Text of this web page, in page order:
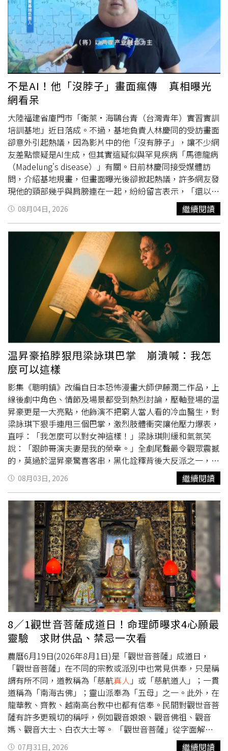
己想像的畫面是一種詭譎感，但是又帶一點不甘心，其實沒
有人會想過著別人安排的人生。」溫妮則投射畫面：「感覺
在一個很黑暗的地方想掙脫卻找不到出口只有一雙雙的眼睛
盯著我。」小魏對於「他們 / 要我足夠的溫順 / 愛我涉世未
深 / 又要我冰雪聰明/ 純淨的猶如半神」這段歌詞非常喜
歡，「就像一個純白潔淨的孩子，除了任人擺佈、還必須將
一切做到完美，我想像自己的靈魂已抽離，看著自己的身軀
做著那些被要求應該要做的事彷彿活著的只是身體，而真正
的我早已站在遠方。」影集《聰明鎮》播出後締造好口碑，
琳誼看得著迷：「很喜歡看恐怖片，知道伊藤潤二出影集後
很期待，劇情現實與幻覺的融合，推薦大家看看。」溫妮被
深深打動：「我沒想過伊藤潤二的世界觀，可以用 真人版的
方式呈現出另一個故事，整個詭異的氛圍在劇裡也呈現的很
棒，看的很過癮！」小V從劇情悟出其中道理：「收看時被
戲劇勾起學生時代升學考試的回憶，感受到很多壓迫感，同
時也得到啟發，人生中在不同階段都會被打分數，如何不要
被他人標準和評語影響了自己的節奏，才是最重要的！」怪
星BOOM！分享錄音時想像的畫面。（圖／相映音樂提供）
不是AI！他「沒脖子」畫面瘋傳 真相曝光
網看呆
大陸福建省廈門市「衛萊·海鷗台青（台灣青年）實習實訓
培訓基地」近日落成。不過，基地負責人林慶同的受訪畫面
卻意外引起熱議，因為影片中的他「沒有脖子」，讓不少網
友差點懷疑是AI生成，但其實這疑似與罕見疾病「馬德龍病
（Madelung's disease）」有關。日前林慶同接受媒體訪
問，介紹基地規畫，但畫面曝光後卻掀起熱議，許多網友發
現他的頸部幾乎與肩膀連在一起，紛紛留言表示，「還以為
是AI生成」、「第一眼真的以為是AI，健康堪慮喔」、「這
是 真人嗎？」，也有人猜測是甲狀腺有問題，或是基因突變
所致。不過，根據林慶同在其他場合的影像可見，林慶同平
時外貌就是如此，並非是AI合成或修圖。林慶同的外觀與
「馬德龍病（Madelung’s disease）」的病徵相似。（圖
／翻攝自bilibili）對此，有網友指出，林慶同的外觀與俗稱
「馬德龍病（Madelung’s disease）」的病徵相似，該疾
病正式名稱為「良性對稱性脂肪瘤病」或「多發性對稱性脂
肪瘤病」，是相當罕見的脂肪代謝疾病，患者的脂肪組織會
在頸部、肩膀、背部及上臂等身體上半部，產生瀰漫性的對
稱性堆積，形成俗稱「牛頸」的外觀，且患者多為30歲至
60歲中年男性。據美國國家罕見疾病組織（NORD）資料顯
示，馬德龍病的確切致病原因尚未完全釐清，但約有60%至
90%的患者有長期酗酒史，酒精可能會造成脂肪代謝異常、
粒線體基因突變，導致脂肪細胞異常增生；馬德龍病雖屬良
性疾病，但脂肪持續增生後，可能會壓迫呼吸道、食道及周
邊神經，造成吞嚥困難、聲音沙啞、呼吸困難等症狀，目前
治療方式主要以手術切除或抽脂改善外觀及壓迫症狀，並且
建議戒酒，以降低復發風險。
08月04日, 2026 繼續閱讀
温昇豪掐脖狠甩梁詠琪巴掌 崩潰喊：我怎
麼可以這樣
影集《聰明鎮》改編自日本恐怖漫畫大師伊藤潤二作品，上
線後劇中角色、情節及場景都受到熱烈討論，壓軸登場的温
昇豪更是一大亮點，他飾演不把窮人當人看的冷血醫生，對
梁詠琪下狠手連甩三個巴掌，激烈肢體衝突讓他壓力爆表，
直呼：「我怎麼可以對女神這樣！」梁詠琪則緩和氣氛笑
說：「跟帥哥演夫妻是我的榮幸。」全劇尾聲最令觀眾震撼
的，莫過於温昇豪驚喜客串，黑化詮釋背後大反派之一，硬
將劇中女兒陳姸霏關進狹小衝刺班，更直接對前妻梁詠琪動
粗，將她一把壓制掐脖、下重手連甩三個巴掌，逼她吃下血
玉果。温昇豪戲裡是邪惡化身，戲外卻秒變小粉絲表白說：
「我是因為梁詠琪才接這部戲的，她是我們的玉女女神，要
對她做比較強烈情緒的反應真的很有壓力。」拍攝時兩人都
拿傾盡全力，隔天碰面才互相分享彼此身上到處都有碰撞瘀
傷，是一次難忘的合作經驗。梁詠琪認為演焦慮的母親是一
大考驗。（圖／奇蹟映畫所提供）梁詠琪所飾演的何麗芬則
耗盡心思為女兒陳姸霏付出一切，感性說這是她做演員以來
最具挑戰性的角色，「以前大家看到我都是喜劇或愛情片，
突然要演這麼嚴肅、焦慮的母親，剛開始有點迷惘。但我很
捨不得何麗芬，她是個悲劇人物，周圍很多人都有她的影
子。」身為人母的她也分享對「天下無不是的父母」的看
法：「天下一定有做錯事的父母，父母不是聖人，做錯了就
跟孩子道歉，跟孩子要互相體諒成長。溫昇豪同樣感嘆給這
次角色一句話：「做父母的，不要這麼苛責自己的子女。」
伊藤潤二分享對《聰明鎮》的看法。（圖／奇蹟映畫所提
供）《聰明鎮》將眾多伊藤潤二的作品巧妙交織，正式播出
後，也獲得老師給予極高讚譽，他認為真人 演出不僅不遜於
漫畫，更具強烈魄力，「既毛骨悚然又非常享受！」觀賞經
典角色致敬片段，更表示：「大家都演得非常棒！雙一比我
想像中還要帥，但瘋狂與詼諧感演得很精彩；富江十分妖
豔，讓人覺得真的很會迷惑人，蛞蝓少女願意挑戰那樣的角
08月03日, 2026 繼續閱讀
8／1觀世音菩薩成道日！命理師曝求4心願最
靈驗 求財供品、禁忌一次看
農曆6月19日(2026年8月1日)是「觀世音菩薩」成道日，
「觀世音菩薩」在不同的宗教或派別中也常見供奉，只是稱
謂有所不同，道教稱為「慈航真人 」或「慈航道人」；一貫
道稱為「南海古佛」；靈山派奉為「五母」之一。此外，在
龍華教、齊教、越南高台教中也都有信奉。民間對觀世音菩
薩有許多更親切的稱呼，例如觀音娘娘、觀音佛祖、觀音
媽、觀音大士、白衣大士等。 「觀世音菩薩」從字面解釋
就是「觀察世間聲音」的菩薩，是中國佛教四大菩薩之一，
07月31日, 2026 繼續閱讀